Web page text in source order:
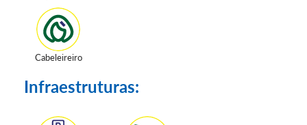
Cabeleireiro
Infraestruturas: